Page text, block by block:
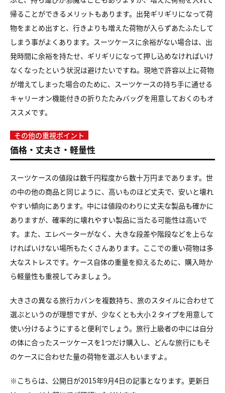
帰ることができるメリットもあります。 出発ギリギリになって荷
物をまとめ出すと、 行きよりも増えた荷物が入らずあたふたして
しまう事がよくあります。 スーツケースに余裕がない場合は、出
発時間に余裕を持たせ、 ギリギリになって押し込めなければいけ
なくなったという状況は避けたいですね。 現地で許容以上に荷物
が増えてしまった場合のために、 スーツケースの持ち手に通せる
キャリーオン機能付きの折りたたみバッグを用意しておくのもオ
ススメです。
その他の重視ポイント
価格・丈夫さ・軽量性
スーツケースの値段は数千円程度から数十万円まであります。 世
の中の他の商品と同じように、高いものほど丈夫で、 安いと壊れ
やすい傾向にあります。 中には値段のわりに丈夫な製品も確かに
ありますが、 確率的に壊れやすい製品に当たる可能性は高いで
す。 また、エレベーターがなく、大きな段差や階段などを 上らな
ければいけない場所もたくさんあります。 ここでの重い荷物は多
大なストレスです。 ケース自体の重量を抑えるために、 購入時か
ら軽量性も重視してみましょう。
大きさの異なる旅行カバンを複数持ち、 旅のスタイルに合わせて
選ぶというのが理想ですが、 少なくとも大小２タイプを用意して
使い分けるようにすると便利でしょう。 旅行上級者の中には自分
の体に合ったスーツケースを1つだけ購入し、 どんな旅行にもそ
のケースに合わせた量の荷物を選ぶ人もいますよ。
※こちらは、公開日が2015年9月4日の記事となります。更新日